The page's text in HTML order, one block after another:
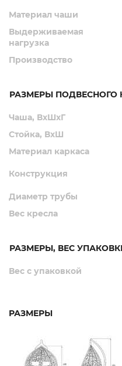
Материал чаши
Выдерживаемая
нагрузка
Производство
РАЗМЕРЫ ПОДВЕСНОГО
Чаша, ВхШхГ
Стойка, ВхШ
Материал каркаса
Конструкция
Диаметр трубы
Вес кресла
РАЗМЕРЫ, ВЕС
Вес с упаковкой
РАЗМЕРЫ